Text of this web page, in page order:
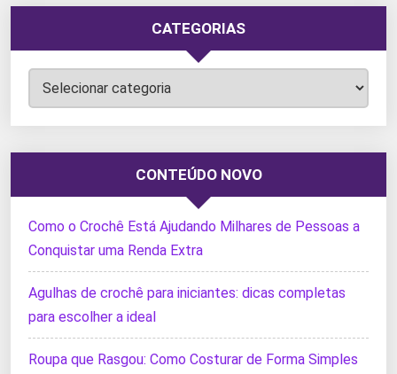
CATEGORIAS
Categorias
CONTEÚDO NOVO
Como o Crochê Está Ajudando Milhares de Pessoas a
Conquistar uma Renda Extra
Agulhas de crochê para iniciantes: dicas completas
para escolher a ideal
Roupa que Rasgou: Como Costurar de Forma Simples